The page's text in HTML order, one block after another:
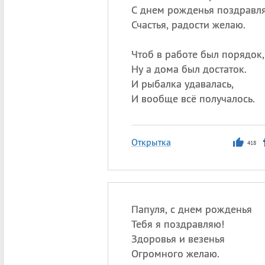
С днем рожденья
Счастья, радости желаю.
Чтоб в работе был порядок,
Ну а дома был достаток.
И рыбалка удавалась,
И вообще всё получалось.
Открытка 418
Папуля, с днем рожденья
Тебя я поздравляю!
Здоровья и везенья
Огромного желаю.